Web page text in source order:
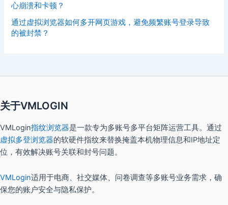
心崩溃和卡顿？
通过虚拟浏览器如何多开网页游戏，避免频繁账号登录导致
的被封禁？
关于VMLOGIN
VMLogin指纹浏览器是一款专为多账号多平台矩阵运营工具。通过
虚拟多登浏览器的软硬件指纹来替换掩盖本机物理信息和IP地址定
位，有效解决账号关联和封号问题。
VMLogin适用于电商、社交媒体、问卷调查等多账号业务需求，确
保您的账户安全与隐私保护。